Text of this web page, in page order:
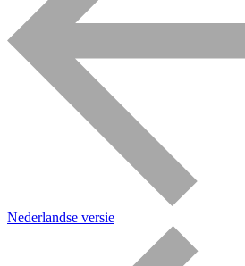
Nederlandse versie